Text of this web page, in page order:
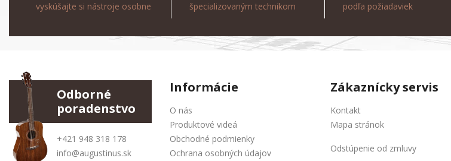
vyskúšajte si nástroje osobne špecializovaným technikom podľa požiadaviek
Odborné
poradenstvo
+421 948 318 178
info@augustinus.sk
Informácie
O nás
Produktové videá
Obchodné podmienky
Ochrana osobných údajov
Zákaznícky servis
Kontakt
Mapa stránok
Odstúpenie od zmluvy